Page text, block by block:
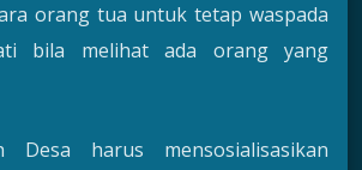
orang tua untuk tetap waspada
bila melihat ada orang yang
Desa harus mensosialisasikan